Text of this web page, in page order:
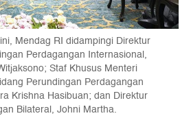
Mendag RI didampingi Direktur
Perdagangan Internasional,
Staf Khusus Menteri
Perundingan Perdagangan
Krishna Hasibuan; dan Direktur
Bilateral, Johni Martha.